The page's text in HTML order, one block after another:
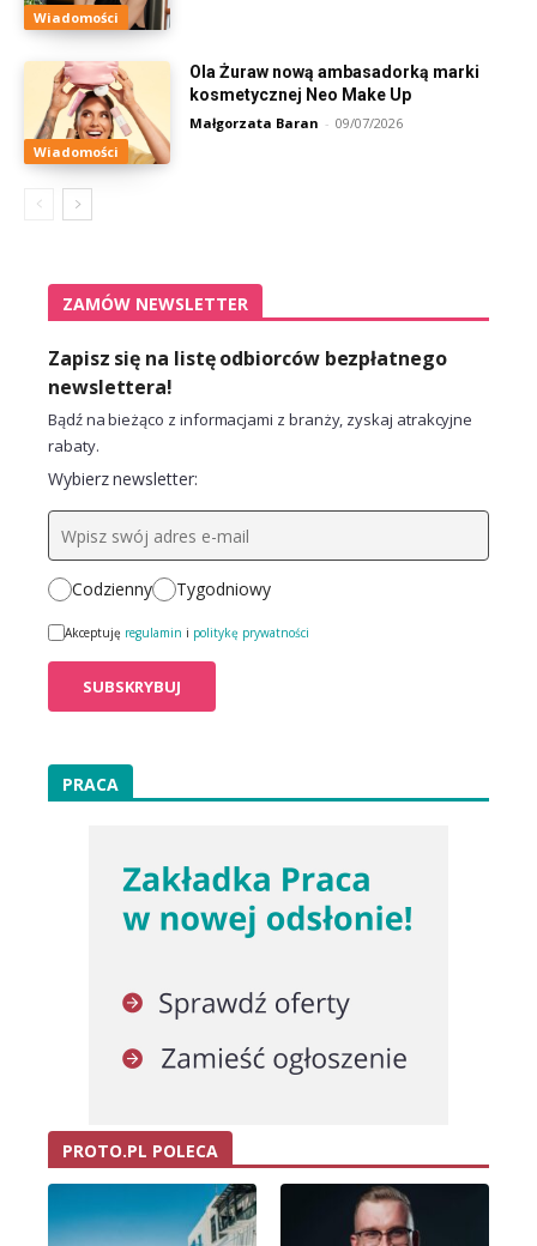
Wiadomości
Wiadomości
Ola Żuraw nową ambasadorką marki
kosmetycznej Neo Make Up
Małgorzata Baran - 09/07/2026
ZAMÓW NEWSLETTER
Zapisz się na listę odbiorców bezpłatnego
newslettera!
Bądź na bieżąco z informacjami z branży, zyskaj atrakcyjne
rabaty.
Wybierz newsletter:
Codzienny Tygodniowy
Akceptuję regulamin i politykę prywatności
PRACA
PROTO.PL POLECA